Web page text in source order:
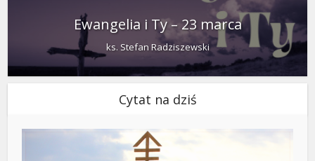
Ewangelia i Ty – 23 marca
ks. Stefan Radziszewski
Cytat na dziś